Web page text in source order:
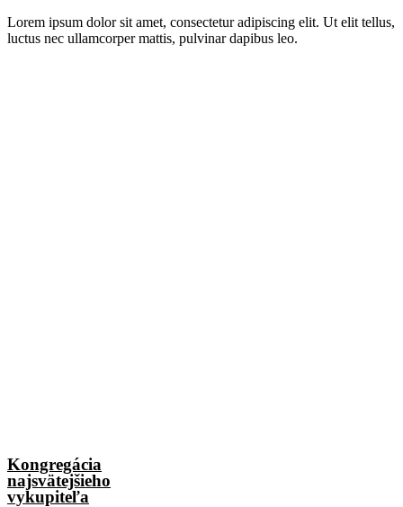
Lorem ipsum dolor sit amet, consectetur adipiscing elit. Ut elit tellus,
luctus nec ullamcorper mattis, pulvinar dapibus leo.
Kongregácia
najsvätejšieho
vykupiteľa